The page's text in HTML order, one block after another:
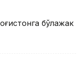
бўлажак